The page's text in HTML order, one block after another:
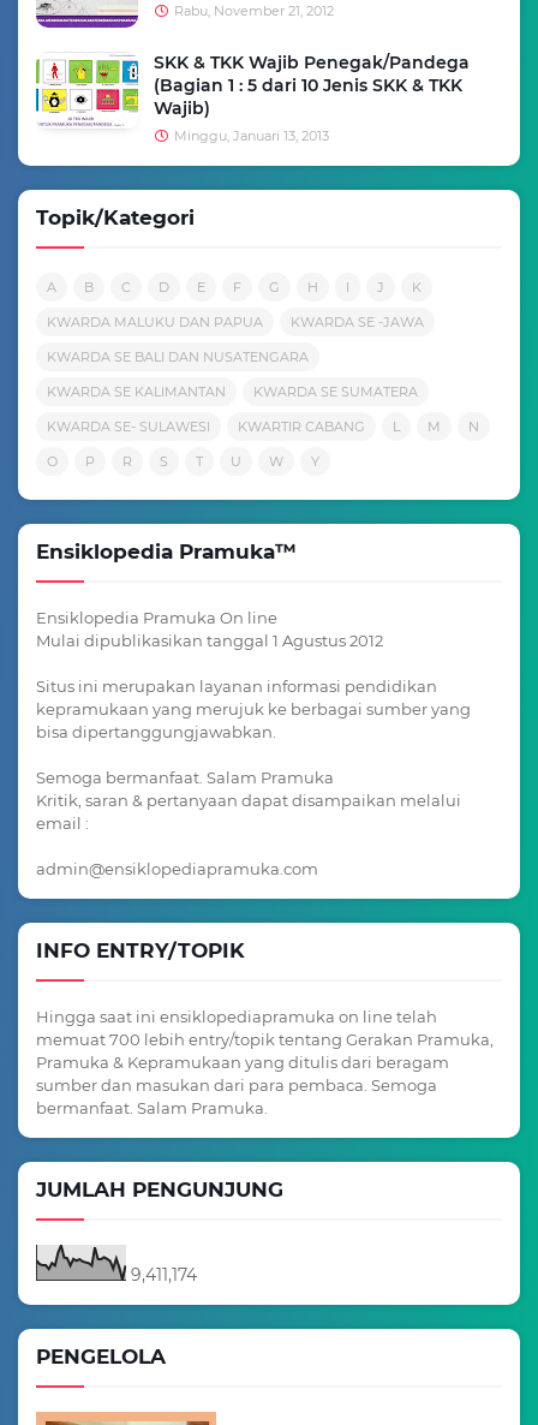
Rabu, November 21, 2012
SKK & TKK Wajib Penegak/Pandega
(Bagian 1 : 5 dari 10 Jenis SKK & TKK
Wajib)
Minggu, Januari 13, 2013
Topik/Kategori
A B C D E F G H I J K
KWARDA MALUKU DAN PAPUA KWARDA SE -JAWA
KWARDA SE BALI DAN NUSATENGARA
KWARDA SE KALIMANTAN KWARDA SE SUMATERA
KWARDA SE- SULAWESI KWARTIR CABANG L M N
O P R S T U W Y
Ensiklopedia Pramuka™
Ensiklopedia Pramuka On line
Mulai dipublikasikan tanggal 1 Agustus 2012
Situs ini merupakan layanan informasi pendidikan
kepramukaan yang merujuk ke berbagai sumber yang
bisa dipertanggungjawabkan.
Semoga bermanfaat. Salam Pramuka
Kritik, saran & pertanyaan dapat disampaikan melalui
email :
admin@ensiklopediapramuka.com
INFO ENTRY/TOPIK
Hingga saat ini ensiklopediapramuka on line telah
memuat 700 lebih entry/topik tentang Gerakan Pramuka,
Pramuka & Kepramukaan yang ditulis dari beragam
sumber dan masukan dari para pembaca. Semoga
bermanfaat. Salam Pramuka.
JUMLAH PENGUNJUNG
9,411,174
PENGELOLA